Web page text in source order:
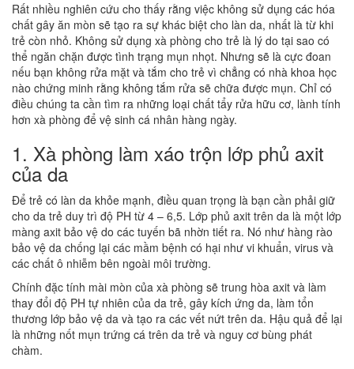
Rất nhiều nghiên cứu cho thấy rằng việc không sử dụng các hóa
chất gây ăn mòn sẽ tạo ra sự khác biệt cho làn da, nhất là từ khi
trẻ còn nhỏ. Không sử dụng xà phòng cho trẻ là lý do tại sao có
thể ngăn chặn được tình trạng mụn nhọt. Nhưng sẽ là cực đoan
nếu bạn không rửa mặt và tắm cho trẻ vì chẳng có nhà khoa học
nào chứng minh rằng không tắm rửa sẽ chữa được mụn. Chỉ có
điều chúng ta cần tìm ra những loại chất tẩy rửa hữu cơ, lành tính
hơn xà phòng để vệ sinh cá nhân hàng ngày.
1. Xà phòng làm xáo trộn lớp phủ axit
của da
Để trẻ có làn da khỏe mạnh, điều quan trọng là bạn cần phải giữ
cho da trẻ duy trì độ PH từ 4 – 6,5. Lớp phủ axit trên da là một lớp
màng axit bảo vệ do các tuyến bã nhờn tiết ra. Nó như hàng rào
bảo vệ da chống lại các mầm bệnh có hại như vi khuẩn, virus và
các chất ô nhiễm bên ngoài môi trường.
Chính đặc tính mài mòn của xà phòng sẽ trung hòa axit và làm
thay đổi độ PH tự nhiên của da trẻ, gây kích ứng da, làm tổn
thương lớp bảo vệ da và tạo ra các vết nứt trên da. Hậu quả để lại
là những nốt mụn trứng cá trên da trẻ và nguy cơ bùng phát
chàm.